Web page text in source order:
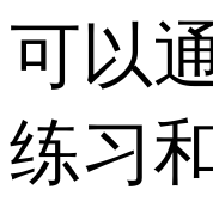
可以
练习